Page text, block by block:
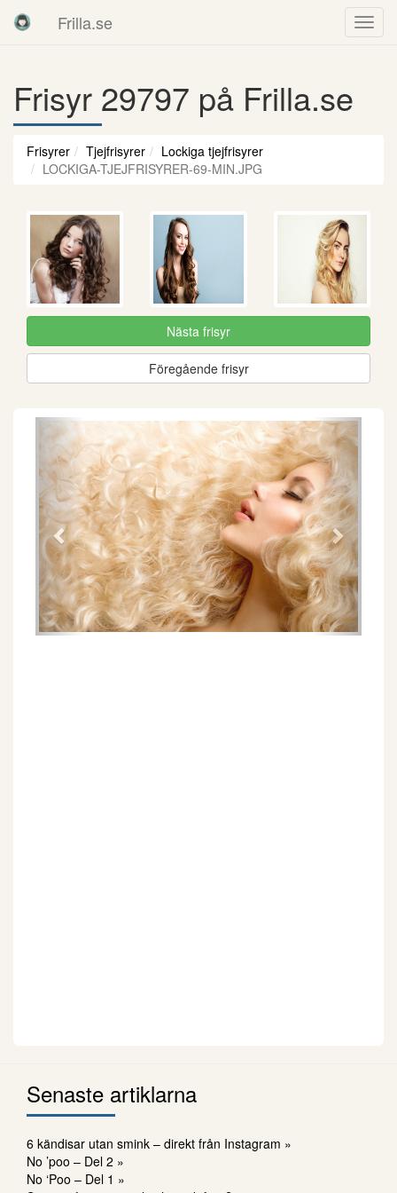
Frilla.se
Frisyr 29797 på Frilla.se
Frisyrer Tjejfrisyrer
Lockiga tjejfrisyrer
LOCKIGA-TJEJFRISYRER-69-MIN.JPG
Nästa frisyr
Föregående frisyr
Föregående
Senaste artiklarna
6 kändisar utan smink – direkt från Instagram »
No ’poo – Del 2 »
No ‘Poo – Del 1 »